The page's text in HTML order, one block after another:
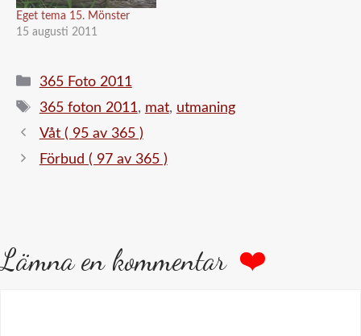
Eget tema 15. Mönster
15 augusti 2011
Kategorier
365 Foto 2011
Etiketter
365 foton 2011, mat, utmaning
Våt ( 95 av 365 )
Förbud ( 97 av 365 )
Lämna en kommentar